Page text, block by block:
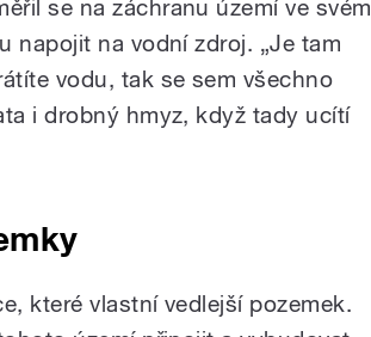
se na záchranu území ve svém
napojit na vodní zdroj. „Je tam
vodu, tak se sem všechno
i drobný hmyz, když tady ucítí
které vlastní vedlejší pozemek.